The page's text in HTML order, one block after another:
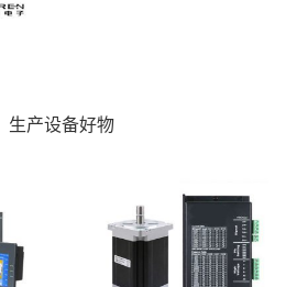
生产设备好物